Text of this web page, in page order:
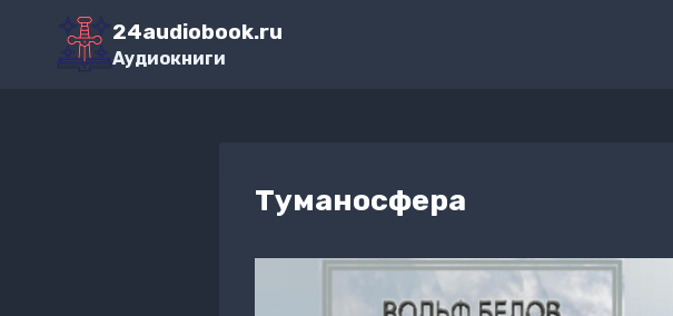
Перейти
содержимому
24audiobook.ru
Аудиокниги
Туманосфера